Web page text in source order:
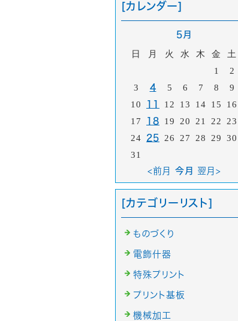
[カレンダー]
5月
日 月 火 水 木 金
土
1
2
3
4 5 6 7 8
9
10
11 12 13 14 15
16
17
18 19 20 21 22
23
24
25 26 27 28 29
30
31
<前月 今月 翌月>
[カテゴリーリスト]
ものづくり
電飾什器
特殊プリント
プリント基板
機械加工